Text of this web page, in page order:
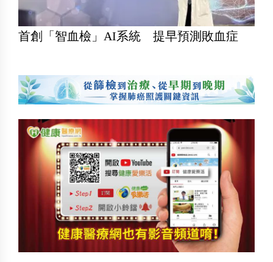
首創「智血檢」AI系統 提早預測敗血症